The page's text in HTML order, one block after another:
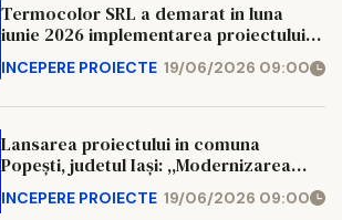
Termocolor SRL a demarat in luna
iunie 2026 implementarea proiectului
cu titlul “Fabricarea de structuri
metalice – performanta si dezvoltare “,
INCEPERE PROIECTE 19/06/2026 09:00
Lansarea proiectului in comuna
Popești, judetul Iași: ,,Modernizarea
infrastructurii școlare prin digitalizare,
instalarea de sisteme alternative
INCEPERE PROIECTE 19/06/2026 09:00